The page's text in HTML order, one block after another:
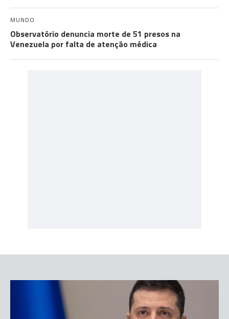
MUNDO
Observatório denuncia morte de 51 presos na
Venezuela por falta de atenção médica